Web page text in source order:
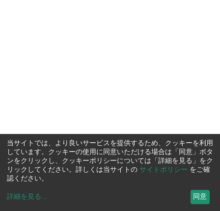
当サイトでは、より良いサービスを提供するため、クッキーを利用
しています。クッキーの使用に同意いただける場合は「同意」ボタ
ンをクリックし、クッキーポリシーについては「詳細を見る」をク
リックしてください。詳しくは当サイトの サイトポリシー をご確
認ください。
詳細を見る ... 同意